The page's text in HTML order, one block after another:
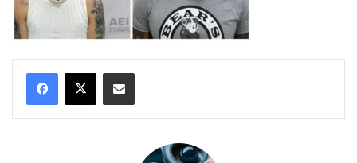
Compartir por correo electrónico